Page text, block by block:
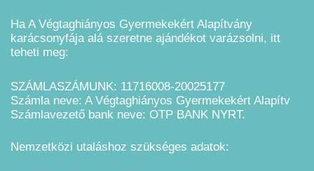
Ha A Végtaghiányos Gyermekekért Alapítvány
karácsonyfája alá szeretne ajándékot varázsolni, itt
teheti meg:
SZÁMLASZÁMUNK: 11716008-20025177
Számla neve: A Végtaghiányos Gyermekekért Alapítv
Számlavezető bank neve: OTP BANK NYRT.
Nemzetközi utaláshoz szükséges adatok: